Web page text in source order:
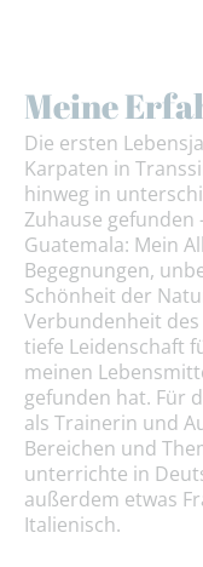
Meine
Die ersten
Karpaten in
hinweg in
Zuhause gefunden
Guatemala: Mein
Begegnungen,
Schönheit der
Verbundenheit
tiefe Leidenschaft
meinen
gefunden hat. Für
als Trainerin und
Bereichen und
unterrichte in
außerdem etwas
Italienisch.